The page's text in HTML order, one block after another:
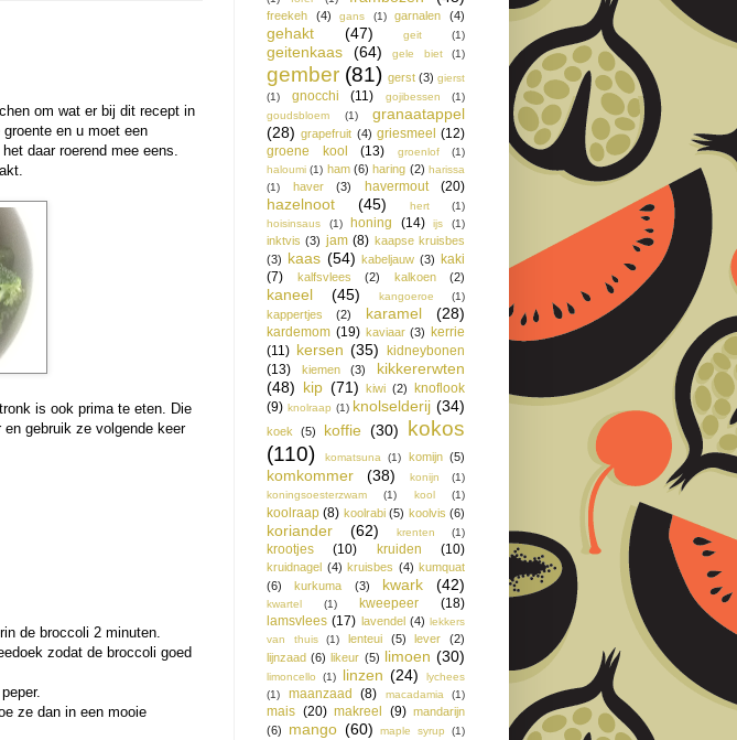
om wat er bij dit recept in
en u moet een
daar roerend mee eens.
is ook prima te eten. Die
gebruik ze volgende keer
de broccoli 2 minuten.
zodat de broccoli goed
ze dan in een mooie
freekeh (4) gans (1) garnalen (4)
gehakt (47) geit (1)
geitenkaas (64) gele biet (1)
gember (81) gerst (3) gierst
(1)
gnocchi (11) gojibessen
(1)
goudsbloem
(1)
granaatappel
(28) grapefruit (4) griesmeel (12)
groene kool
(13) groenlof
(1)
haloumi (1) ham (6) haring (2) harissa
(1)
haver (3) havermout (20)
hazelnoot (45) hert
(1)
hoisinsaus
(1) honing (14) ijs (1)
inktvis (3) jam (8) kaapse kruisbes
(3) kaas (54) kabeljauw (3) kaki
(7)
kalfsvlees (2) kalkoen (2)
kaneel (45) kangoeroe (1)
kappertjes (2) karamel (28)
kardemom (19) kaviaar (3) kerrie
(11) kersen (35) kidneybonen
(13)
kiemen (3)
kikkererwten
(48) kip (71) kiwi (2) knoflook
(9) knolraap (1) knolselderij (34)
koek (5) koffie (30)
kokos
(110)
komatsuna (1) komijn (5)
komkommer (38) konijn
(1)
koningsoesterzwam
(1) kool (1)
koolraap (8) koolrabi (5) koolvis (6)
koriander (62) krenten (1)
krootjes (10) kruiden (10)
kruidnagel (4) kruisbes (4) kumquat
(6)
kurkuma (3) kwark (42)
kwartel (1) kweepeer
(18)
lamsvlees (17) lavendel (4) lekkers
van thuis
(1) lenteui (5) lever
(2)
lijnzaad (6) likeur (5) limoen (30)
limoncello (1) linzen (24)
lychees
(1)
maanzaad (8) macadamia (1)
mais (20) makreel (9) mandarijn
(6)
mango (60) maple syrup (1)